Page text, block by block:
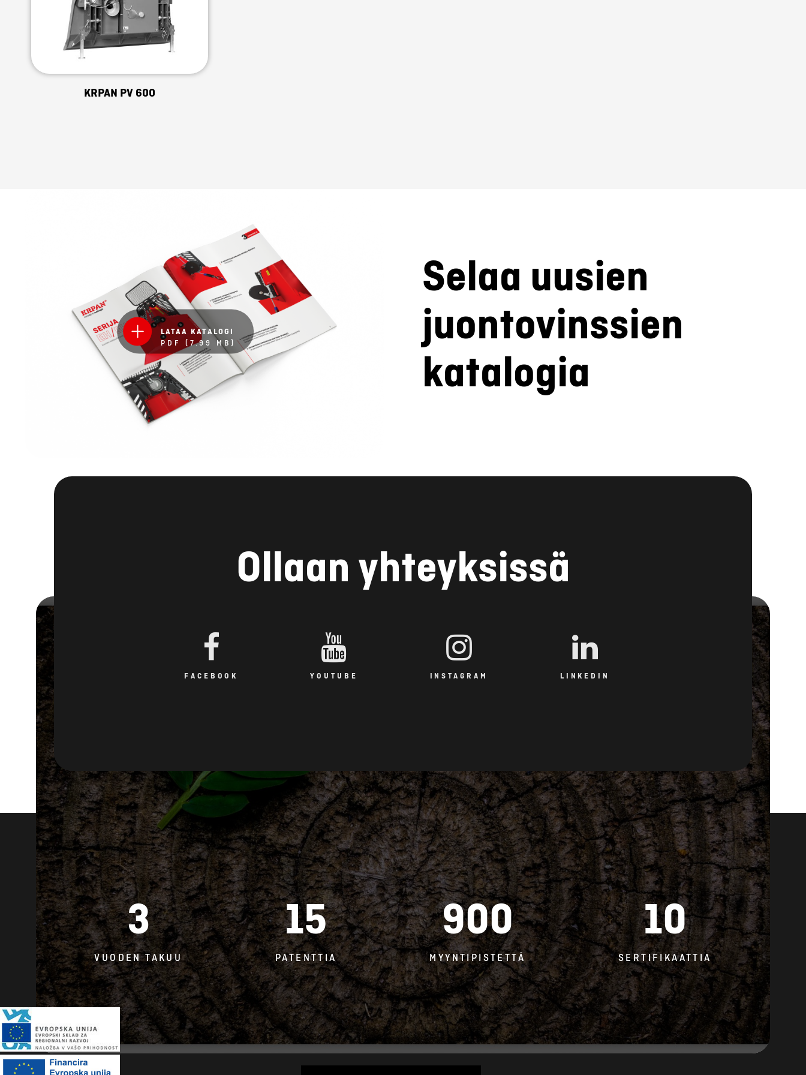
KRPAN PV 600
LATAA KATALOGI
PDF (7.99 MB)
Selaa uusien
juontovinssien
katalogia
Ollaan yhteyksissä
FACEBOOK YOUTUBE INSTAGRAM LINKEDIN
3
VUODEN TAKUU
15
PATENTTIA
900
MYYNTIPISTETTÄ
10
SERTIFIKAATTIA